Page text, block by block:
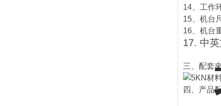
14、工作
15、机台
16、机台
17. 中
三、配套
四、产品